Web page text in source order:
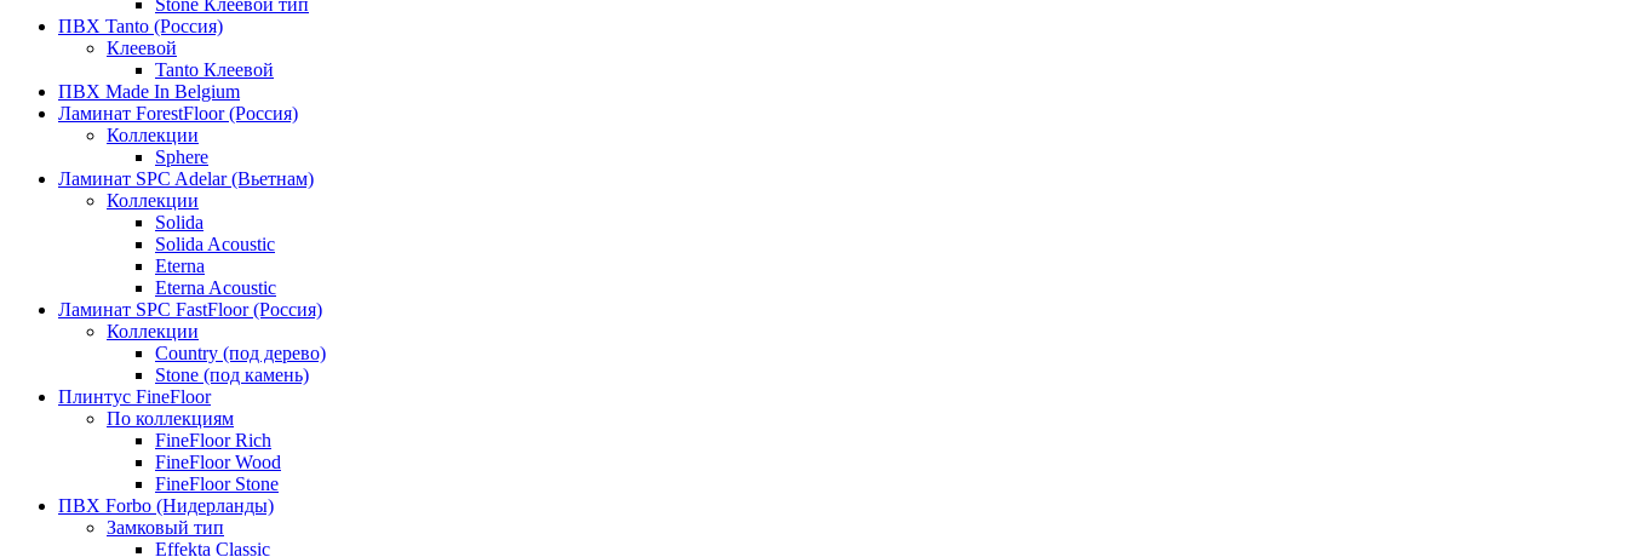
Stone Клеевой тип
ПВХ Tanto (Россия)
Клеевой
Tanto Клеевой
ПВХ Made In Belgium
Ламинат ForestFloor (Россия)
Коллекции
Sphere
Ламинат SPC Adelar (Вьетнам)
Коллекции
Solida
Solida Acoustic
Eterna
Eterna Acoustic
Ламинат SPC FastFloor (Россия)
Коллекции
Country (под дерево)
Stone (под камень)
Плинтус FineFloor
По коллекциям
FineFloor Rich
FineFloor Wood
FineFloor Stone
ПВХ Forbo (Нидерланды)
Замковый тип
Effekta Classic